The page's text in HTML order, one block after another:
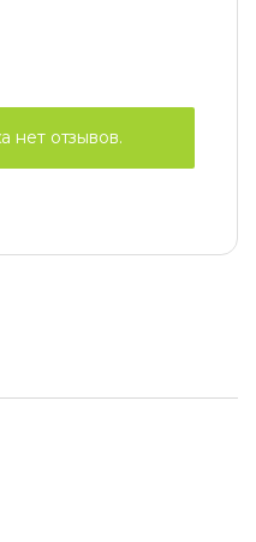
нет отзывов.